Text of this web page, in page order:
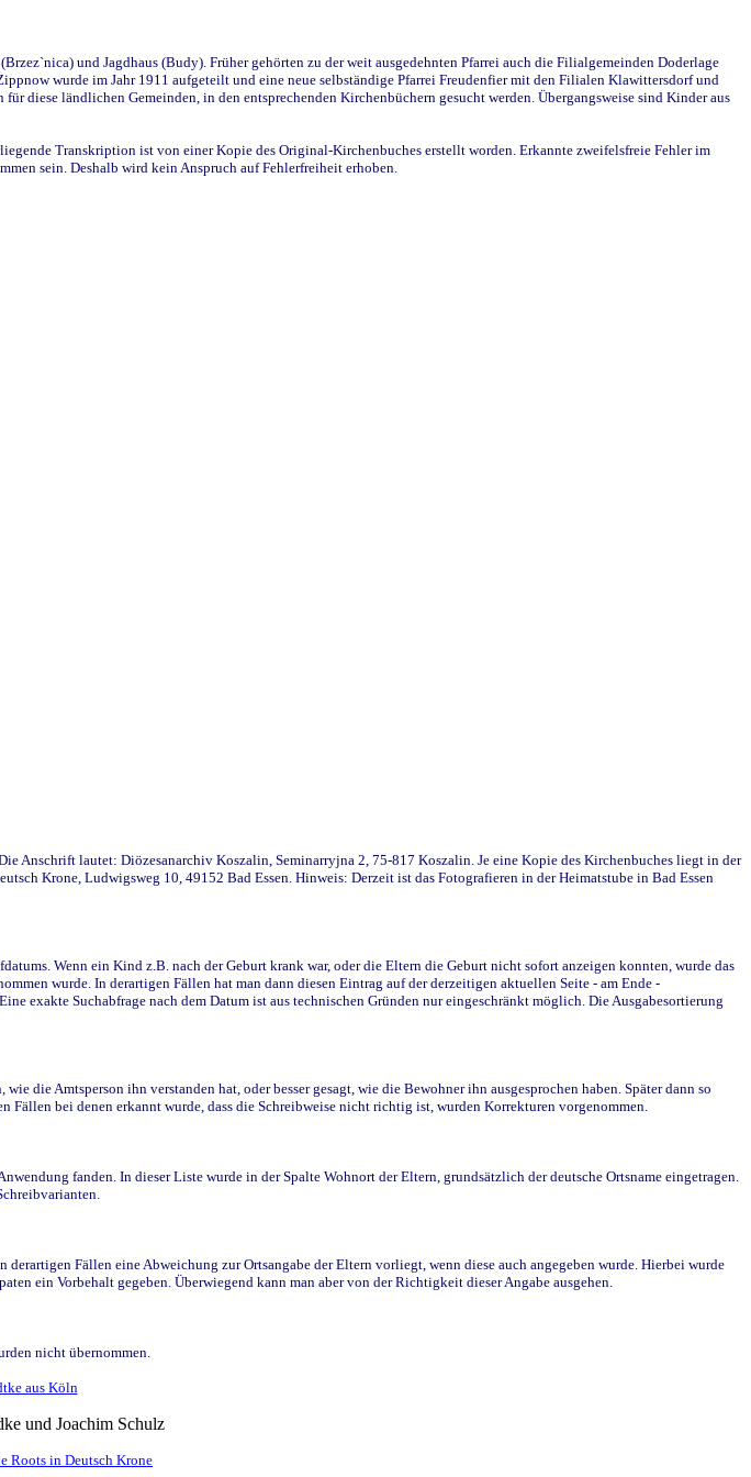
und Jagdhaus (Budy). Früher gehörten zu der weit ausgedehnten Pfarrei auch die Filialgemeinden Doderlage
wurde im Jahr 1911 aufgeteilt und eine neue selbständige Pfarrei Freudenfier mit den Filialen Klawittersdorf und
ländlichen Gemeinden, in den entsprechenden Kirchenbüchern gesucht werden. Übergangsweise sind Kinder aus
Transkription ist von einer Kopie des Original-Kirchenbuches erstellt worden. Erkannte zweifelsfreie Fehler im
sein. Deshalb wird kein Anspruch auf Fehlerfreiheit erhoben.
Anschrift lautet: Diözesanarchiv Koszalin, Seminarryjna 2, 75-817 Koszalin. Je eine Kopie des Kirchenbuches liegt in der
Krone, Ludwigsweg 10, 49152 Bad Essen. Hinweis: Derzeit ist das Fotografieren in der Heimatstube in Bad Essen
Wenn ein Kind z.B. nach der Geburt krank war, oder die Eltern die Geburt nicht sofort anzeigen konnten, wurde das
wurde. In derartigen Fällen hat man dann diesen Eintrag auf der derzeitigen aktuellen Seite - am Ende -
exakte Suchabfrage nach dem Datum ist aus technischen Gründen nur eingeschränkt möglich. Die Ausgabesortierung
die Amtsperson ihn verstanden hat, oder besser gesagt, wie die Bewohner ihn ausgesprochen haben. Später dann so
bei denen erkannt wurde, dass die Schreibweise nicht richtig ist, wurden Korrekturen vorgenommen.
fanden. In dieser Liste wurde in der Spalte Wohnort der Eltern, grundsätzlich der deutsche Ortsname eingetragen.
Fällen eine Abweichung zur Ortsangabe der Eltern vorliegt, wenn diese auch angegeben wurde. Hierbei wurde
ein Vorbehalt gegeben. Überwiegend kann man aber von der Richtigkeit dieser Angabe ausgehen.
nicht übernommen.
aus Köln
und Joachim Schulz
Roots in Deutsch Krone